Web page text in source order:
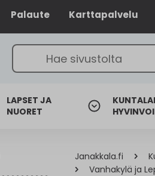
Palaute Karttapalvelu
LAPSET JA
NUORET
Janakkala.fi
Vanhakylä ja